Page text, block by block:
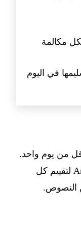
في اليوم
من يوم واحد.
استخدمت ElevenLabs ميزة Analysis لتقييم كل
النصوص.